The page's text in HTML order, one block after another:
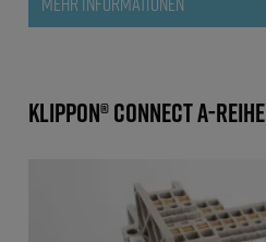
Klippon® Connect A-Reihe